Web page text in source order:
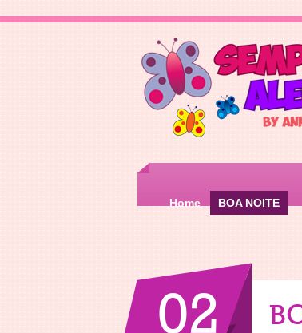
Home BOA NOITE
02